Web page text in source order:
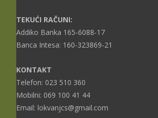
TEKUĆI RAČUNI:
Addiko Banka 165-6088-17
Banca Intesa: 160-323869-21
KONTAKT
Telefon: 023 510 360
Mobilni: 069 100 41 44
Email: lokvanjcs@gmail.com